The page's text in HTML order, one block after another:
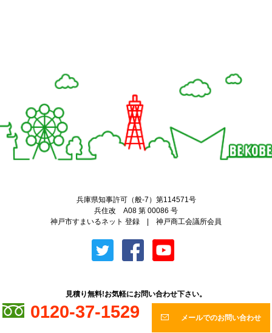
兵庫県知事許可（般-7）第114571号
兵住改 A08 第 00086 号
神戸市すまいるネット 登録 | 神戸商工会議所会員
見積り無料!お気軽にお問い合わせ下さい。
0120-37-1529 メールでのお問い合わせ